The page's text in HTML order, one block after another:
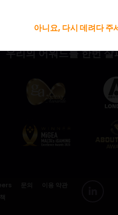
우리의 어워드를 한번
문의
이용 약관
아니요, 다시 데려다 주